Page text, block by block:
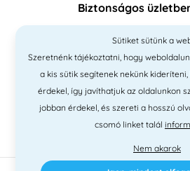
Biztonságos
Sütiket sütünk a
Szeretnénk tájékoztatni, hogy
a kis sütik segítenek nekünk
érdekel, így javíthatjuk az oldalunkon
jobban érdekel, és szereti a hosszú
csomó linket talál
Nem akarok